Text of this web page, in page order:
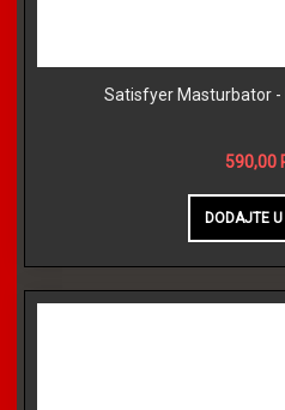
Satisfyer Masturbator -
590,00